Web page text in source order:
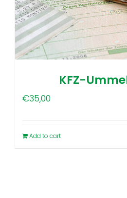
KFZ-
€35,00
Add to cart